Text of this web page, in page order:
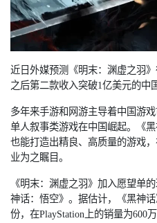
近日外媒预测《明末：渊虚之羽
之后第二款收入突破1亿美元的中
多年来手游和网游主导着中国游
单人叙事类游戏在中国崛起。《
也能打造出精良、高质量的游戏
业为之瞩目。
《明末：渊虚之羽》加入愿望单
神话：悟空》。据估计，《黑神
份，在PlayStation上的销量为600